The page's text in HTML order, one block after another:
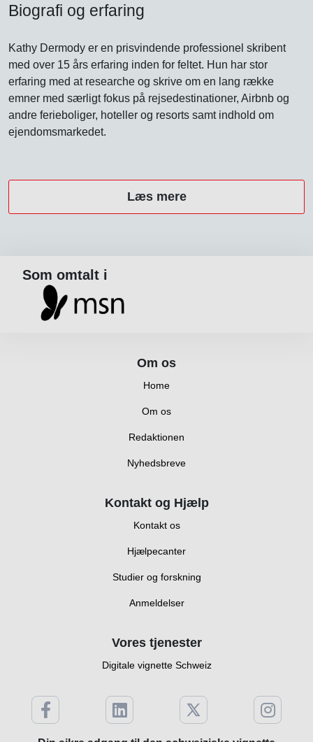
Biografi og erfaring
Kathy Dermody er en prisvindende professionel skribent
med over 15 års erfaring inden for feltet. Hun har stor
erfaring med at researche og skrive om en lang række
emner med særligt fokus på rejsedestinationer, Airbnb og
andre ferieboliger, hoteller og resorts samt indhold om
ejendomsmarkedet.
Læs mere
Som omtalt i
Om os
Home
Om os
Redaktionen
Nyhedsbreve
Kontakt og Hjælp
Kontakt os
Hjælpecanter
Studier og forskning
Anmeldelser
Vores tjenester
Digitale vignette Schweiz